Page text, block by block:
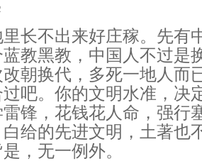
长不出来好庄稼。先有
教黑教，中国人不过是
朝换代，多死一地人而
吧。你的文明水准，决
锋，花钱花人命，强行
给的先进文明，土著也
，无一例外。